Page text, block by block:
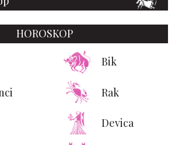
HOROSKOP
Bik
Rak
Devica